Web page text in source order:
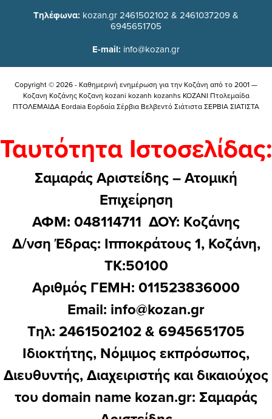
Τηλέφωνα: kozan.gr 2461502102 & 2461037209 &
6945651705
E-mail: info@kozan.gr
Copyright © 2026 - Καθημερινή ενημέρωση για την Kοζάνη από το 2001 —
Κοζανη Κοζάνης Κοζανη kozani kozanh kozanhs KOZANI Πτολεμαίδα
ΠΤΟΛΕΜΑΙΔΑ Eordaia Εορδαία Σέρβια Βελβεντό Σιάτιστα ΣΕΡΒΙΑ ΣΙΑΤΙΣΤΑ
Ταυτότητα Ιστοσελίδας:
Σαμαράς Αριστείδης – Ατομική
Επιχείρηση
ΑΦΜ: 048114711 ΔΟΥ: Kοζάνης
Δ/νση Έδρας: Ιπποκράτους 1, Κοζάνη,
ΤΚ:50100
Αριθμός ΓΕΜΗ: 011523836000
Email: info@kozan.gr
Τηλ: 2461502102 & 6945651705
Ιδιοκτήτης, Νόμιμος εκπρόσωπος,
Διευθυντής, Διαχειριστής και δικαιούχος
του domain name kozan.gr: Σαμαράς